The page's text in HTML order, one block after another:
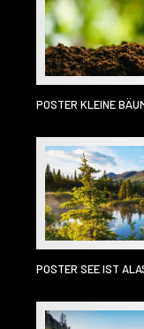
POSTER KLEINE
POSTER SEE IST